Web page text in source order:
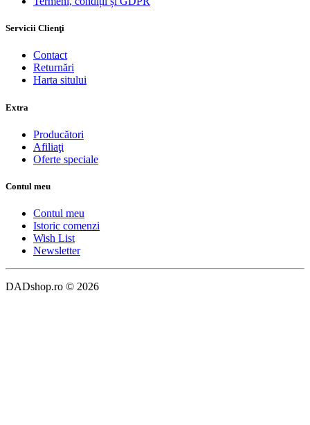
Servicii Clienţi
Contact
Returnări
Harta sitului
Extra
Producători
Afiliaţi
Oferte speciale
Contul meu
Contul meu
Istoric comenzi
Wish List
Newsletter
DADshop.ro © 2026